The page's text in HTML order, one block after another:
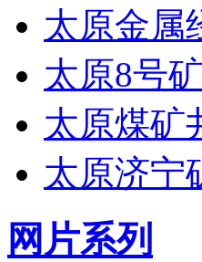
太原金属
太原8号
太原煤矿
太原济宁
网片系列